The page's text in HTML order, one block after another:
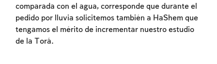
comparada con el agua, corresponde que durante el
pedido por lluvia solicitemos también a HaShem que
tengamos el mérito de incrementar nuestro estudio
de la Torá.